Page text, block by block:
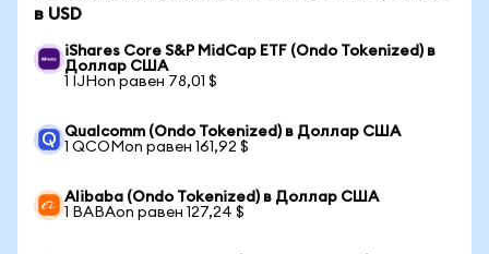
в USD
iShares Core S&P MidCap ETF (Ondo Tokenized) в
Доллар США
1 IJHon равен 78,01 $
Qualcomm (Ondo Tokenized) в Доллар США
1 QCOMon равен 161,92 $
Alibaba (Ondo Tokenized) в Доллар США
1 BABAon равен 127,24 $